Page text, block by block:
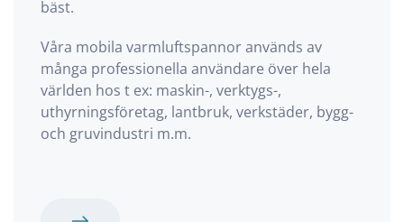
bäst.
Våra mobila varmluftspannor används av
många professionella användare över hela
världen hos t ex: maskin-, verktygs-,
uthyrningsföretag, lantbruk, verkstäder, bygg-
och gruvindustri m.m.